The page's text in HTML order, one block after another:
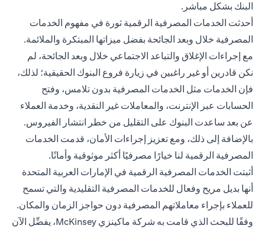
البنك بشكل مباشر.
أحدثت الخدمات المصرفية الرقمية ثورة في مفهوم الخدمات
المصرفية خلال وبعد الجائحة بفضل ميزاتها المبتكرة والملائمة.
مع إجراءات الإغلاق والتباعد الاجتماعي خلال وبعد الجائحة، لم
نكن قادرين أو غير راغبين في زيارة فروع البنوك الحقيقية؛ لذلك،
فإن الخدمات مثل الخدمات المصرفية بدون تلامس، وفتح
الحسابات عبر الإنترنت، والمعاملات غير النقدية، وخدمة العملاء
عن بعد ساعدت البنوك على التقليل من خطر انتشار الفيروس.
بالإضافة إلى ذلك، ومع تعزيز إجراءات الأمان، قدمت الخدمات
المصرفية الرقمية لنا خيارًا مصرفيًا أكثر موثوقية وأمانًا.
أثبتت الخدمات المصرفية الرقمية في الإمارات العربية المتحدة
أنها بديل مريح وفعال للخدمات المصرفية التقليدية والتي تسمح
للعملاء بإجراء معاملاتهم المصرفية دون حواجز الزمان والمكان.
وفقًا للبحث الذي قامت به شركة ماكينزي McKinsey، يفضِّل الآن